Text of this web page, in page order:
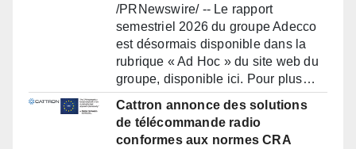
/PRNewswire/ -- Le rapport
semestriel 2026 du groupe Adecco
est désormais disponible dans la
rubrique « Ad Hoc » du site web du
groupe, disponible ici. Pour plus…
Cattron annonce des solutions
de télécommande radio
conformes aux normes CRA